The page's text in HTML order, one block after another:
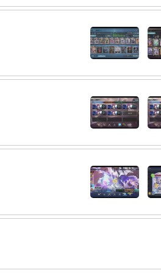
76:トリキ１回だけ
77:こ～とりの～ト
78:そうだよ
21:01 配信を終了しました